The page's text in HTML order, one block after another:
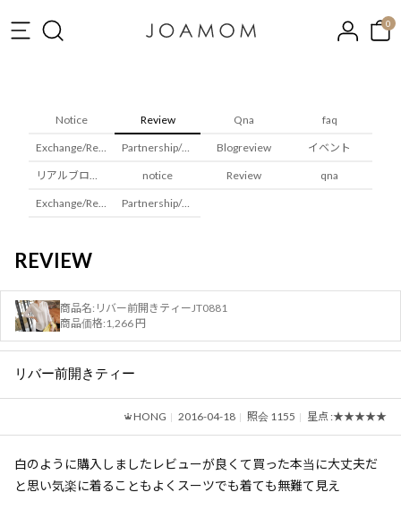
0
Notice Review Qna faq
Exchange/Returns Partnership/Wholesale Blogreview イベント
リアルブロガレビュー notice Review qna
Exchange/Returns Partnership/Wholesale
REVIEW
商品名: リバー前開きティーJT0881
商品価格: 1,266 円
リバー前開きティー
HONG 2016-04-18 照会 1155 星点 :★★★★★
白のように購入しましたレビューが良くて買った本当に大丈夫だ
と思い気楽に着ることもよくスーツでも着ても無難て見え